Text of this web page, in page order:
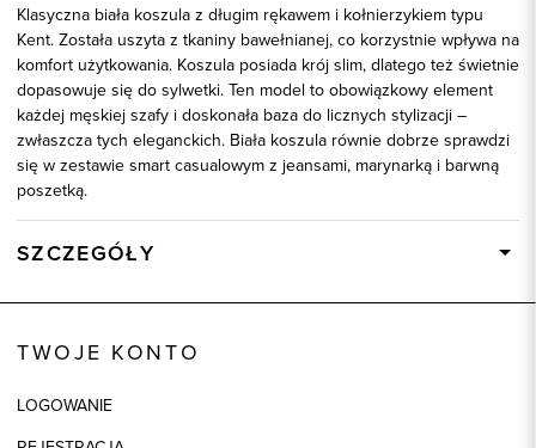
Klasyczna biała koszula z długim rękawem i kołnierzykiem typu
Kent. Została uszyta z tkaniny bawełnianej, co korzystnie wpływa na
komfort użytkowania. Koszula posiada krój slim, dlatego też świetnie
dopasowuje się do sylwetki. Ten model to obowiązkowy element
każdej męskiej szafy i doskonała baza do licznych stylizacji –
zwłaszcza tych eleganckich. Biała koszula równie dobrze sprawdzi
się w zestawie smart casualowym z jeansami, marynarką i barwną
poszetką.
SZCZEGÓŁY
Skład tkaniny
TWOJE KONTO
LOGOWANIE